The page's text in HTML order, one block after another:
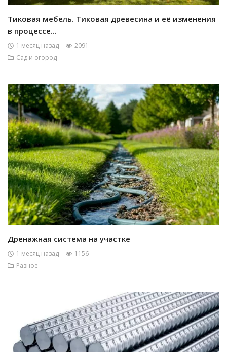
Тиковая мебель. Тиковая древесина и её изменения
в процессе...
1 месяц назад
2091
Сад и огород
Дренажная система на участке
1 месяц назад
1156
Разное